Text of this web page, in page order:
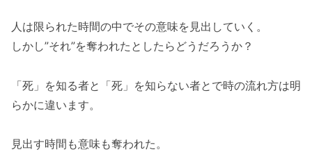
人は限られた時間の中でその意味を見出していく。
しかし”それ”を奪われたとしたらどうだろうか？
「死」を知る者と「死」を知らない者とで時の流れ方は明
らかに違います。
見出す時間も意味も奪われた。